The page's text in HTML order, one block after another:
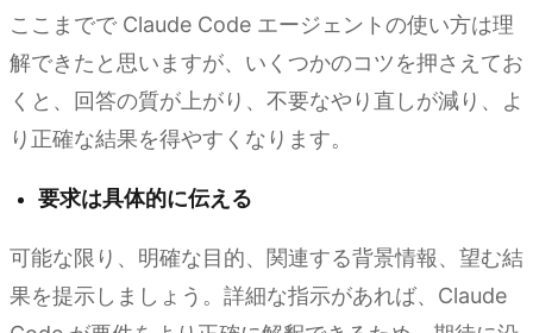
ここまでで Claude Code エージェントの使い方は理
解できたと思いますが、いくつかのコツを押さえてお
くと、回答の質が上がり、不要なやり直しが減り、よ
り正確な結果を得やすくなります。
要求は具体的に伝える
可能な限り、明確な目的、関連する背景情報、望む結
果を提示しましょう。詳細な指示があれば、Claude